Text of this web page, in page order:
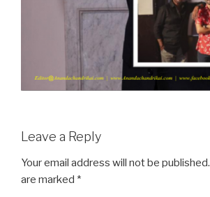
Leave a Reply
Your email address will not be published.
are marked *